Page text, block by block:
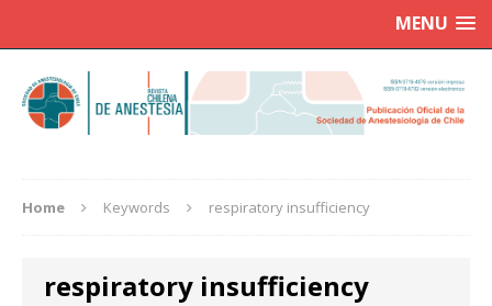
MENU
Home Keywords respiratory insufficiency
respiratory insufficiency